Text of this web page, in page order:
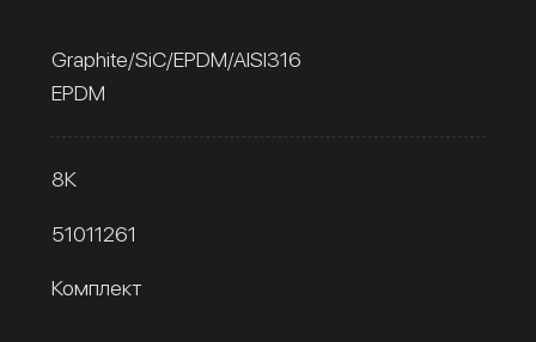
Graphite/SiC/EPDM/AISI316
EPDM
8К
51011261
Комплект